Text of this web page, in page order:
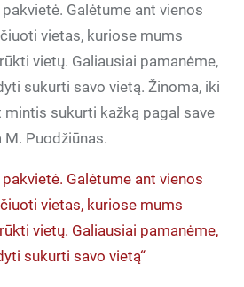
Galėtume ant vienos
vietas, kuriose mums
vietų. Galiausiai pamanėme,
sukurti savo vietą. Žinoma, iki
sukurti kažką pagal save
M. Puodžiūnas.
Galėtume ant vienos
vietas, kuriose mums
vietų. Galiausiai pamanėme,
sukurti savo vietą“